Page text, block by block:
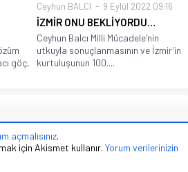
göç,
Ceyhun BALCI 9 Eylül 2022 09:16
İZMİR ONU BEKLİYORDU…
Ceyhun Balcı Milli Mücadele’nin
utkuyla sonuçlanmasının ve İzmir’in
kurtuluşunun 100....
açmalısınız.
için Akismet kullanır. Yorum verilerinizin